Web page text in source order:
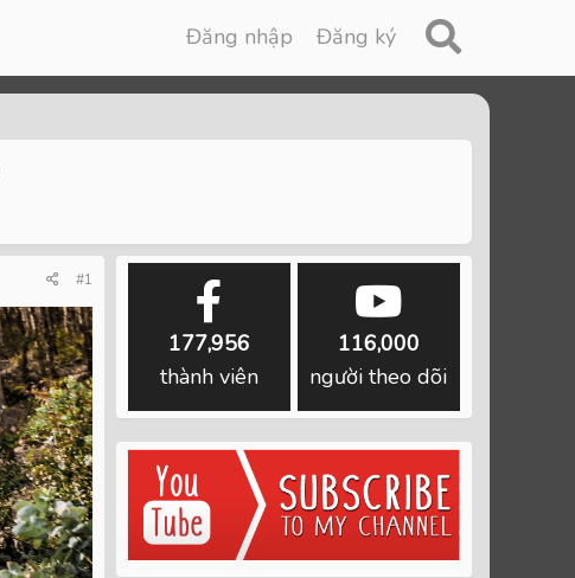
Đăng nhập Đăng ký
#1
177,956
thành viên
116,000
người theo dõi